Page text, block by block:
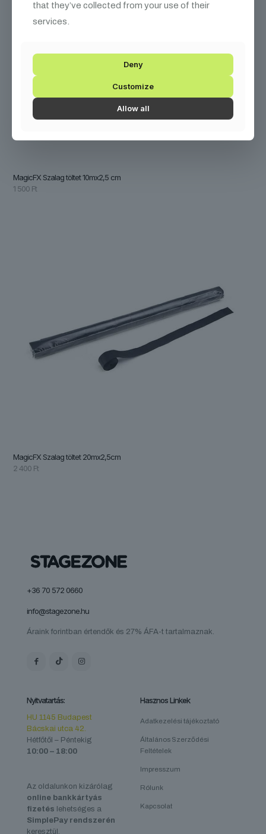
MagicFX Szalag töltet 10mx2,5 cm
1 500 Ft
MagicFX Szalag töltet 20mx2,5cm
2 400 Ft
+36 70 572 0660
info@stagezone.hu
Áraink forintban értendők és 27% ÁFA-t tartalmaznak.
Nyitvatartás:
HU 1145 Budapest
Bácskai utca 42.
Hétfőtől – Péntekig
10:00 – 18:00
Az oldalunkon kizárólag
online bankkártyás
fizetés lehetséges a
SimplePay rendszerén
keresztül.
Hasznos Linkek
Adatkezelési tájékoztató
Általános Szerződési
Feltételek
Impresszum
Rólunk
Kapcsolat
that they’ve collected from your use of their
services.
Deny
Customize
Allow all